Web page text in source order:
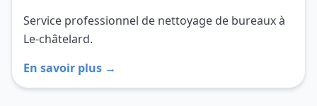
Service professionnel de nettoyage de bureaux à
Le-châtelard.
En savoir plus →